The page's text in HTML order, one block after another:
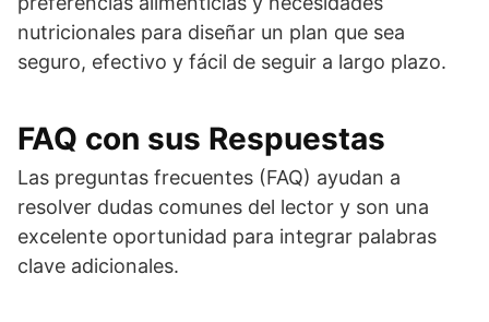
nutricionales para diseñar un plan que sea
seguro, efectivo y fácil de seguir a largo plazo.
FAQ con sus Respuestas
Las preguntas frecuentes (FAQ) ayudan a
resolver dudas comunes del lector y son una
excelente oportunidad para integrar palabras
clave adicionales.